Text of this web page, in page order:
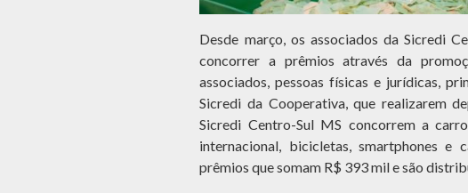
Desde março, os associados da Sicredi
concorrer a prêmios através da
associados, pessoas físicas e jurídicas,
Sicredi da Cooperativa, que realizarem
Sicredi Centro-Sul MS concorrem a
internacional, bicicletas, smartphones
prêmios que somam R$ 393 mil e são